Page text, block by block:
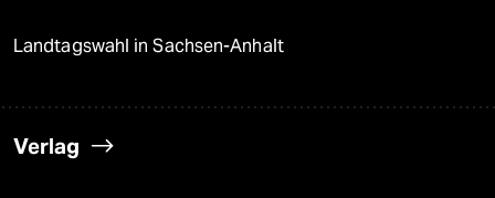
Landtagswahl in Sachsen-Anhalt
Verlag